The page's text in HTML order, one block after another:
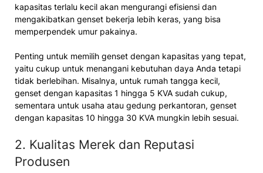
kapasitas terlalu kecil akan mengurangi efisiensi dan
mengakibatkan genset bekerja lebih keras, yang bisa
memperpendek umur pakainya.
Penting untuk memilih genset dengan kapasitas yang tepat,
yaitu cukup untuk menangani kebutuhan daya Anda tetapi
tidak berlebihan. Misalnya, untuk rumah tangga kecil,
genset dengan kapasitas 1 hingga 5 KVA sudah cukup,
sementara untuk usaha atau gedung perkantoran, genset
dengan kapasitas 10 hingga 30 KVA mungkin lebih sesuai.
2. Kualitas Merek dan Reputasi
Produsen